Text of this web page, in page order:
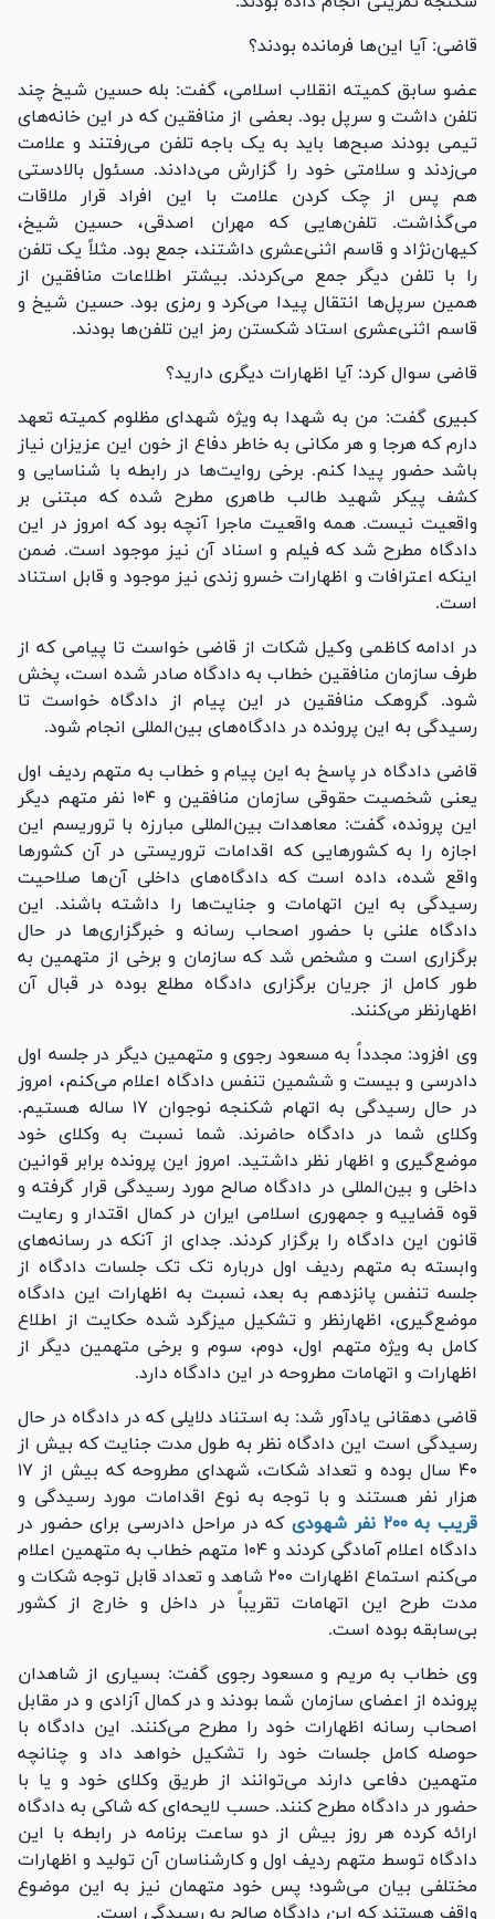
قاضی: آیا این‌ها فرمانده بودند؟
عضو سابق کمیته انقلاب اسلامی، گفت: بله حسین شیخ چند
تلفن داشت و سرپل بود. بعضی از منافقین که در این خانه‌های
تیمی بودند صبح‌ها باید به یک باجه تلفن می‌رفتند و علامت
می‌زدند و سلامتی خود را گزارش می‌دادند. مسئول بالادستی
هم پس از چک کردن علامت با این افراد قرار ملاقات
می‌گذاشت. تلفن‌هایی که مهران اصدقی، حسین شیخ،
کیهان‌نژاد و قاسم اثنی‌عشری داشتند، جمع بود. مثلاً یک تلفن
را با تلفن دیگر جمع می‌کردند. بیشتر اطلاعات منافقین از
همین سرپل‌ها انتقال پیدا می‌کرد و رمزی بود. حسین شیخ و
قاسم اثنی‌عشری استاد شکستن رمز این تلفن‌ها بودند.
قاضی سوال کرد: آیا اظهارات دیگری دارید؟
کبیری گفت: من به شهدا به ویژه شهدای مظلوم کمیته تعهد
دارم که هرجا و هر مکانی به خاطر دفاع از خون این عزیزان نیاز
باشد حضور پیدا کنم. برخی روایت‌ها در رابطه با شناسایی و
کشف پیکر شهید طالب طاهری مطرح شده که مبتنی بر
واقعیت نیست. همه واقعیت ماجرا آنچه بود که امروز در این
دادگاه مطرح شد که فیلم و اسناد آن نیز موجود است. ضمن
اینکه اعترافات و اظهارات خسرو زندی نیز موجود و قابل استناد
است.
در ادامه کاظمی وکیل شکات از قاضی خواست تا پیامی که از
طرف سازمان منافقین خطاب به دادگاه صادر شده است، پخش
شود. گروهک منافقین در این پیام از دادگاه خواست تا
رسیدگی به این پرونده در دادگاه‌های بین‌المللی انجام شود.
قاضی دادگاه در پاسخ به این پیام و خطاب به متهم ردیف اول
یعنی شخصیت حقوقی سازمان منافقین و ۱۰۴ نفر متهم دیگر
این پرونده، گفت: معاهدات بین‌المللی مبارزه با تروریسم این
اجازه را به کشور‌هایی که اقدامات تروریستی در آن کشور‌ها
واقع شده، داده است که دادگاه‌های داخلی آن‌ها صلاحیت
رسیدگی به این اتهامات و جنایت‌ها را داشته باشند. این
دادگاه علنی با حضور اصحاب رسانه و خبرگزاری‌ها در حال
برگزاری است و مشخص شد که سازمان و برخی از متهمین به
طور کامل از جریان برگزاری دادگاه مطلع بوده در قبال آن
اظهارنظر می‌کنند.
وی افزود: مجدداً به مسعود رجوی و متهمین دیگر در جلسه اول
دادرسی و بیست و ششمین تنفس دادگاه اعلام می‌کنم، امروز
در حال رسیدگی به اتهام شکنجه نوجوان ۱۷ ساله هستیم.
وکلای شما در دادگاه حاضرند. شما نسبت به وکلای خود
موضع‌گیری و اظهار نظر داشتید. امروز این پرونده برابر قوانین
داخلی و بین‌المللی در دادگاه صالح مورد رسیدگی قرار گرفته و
قوه قضاییه و جمهوری اسلامی ایران در کمال اقتدار و رعایت
قانون این دادگاه را برگزار کردند. جدای از آنکه در رسانه‌های
وابسته به متهم ردیف اول درباره تک تک جلسات دادگاه از
جلسه تنفس پانزدهم به بعد، نسبت به اظهارات این دادگاه
موضع‌گیری، اظهارنظر و تشکیل میزگرد شده حکایت از اطلاع
کامل به ویژه متهم اول، دوم، سوم و برخی متهمین دیگر از
اظهارات و اتهامات مطروحه در این دادگاه دارد.
قاضی دهقانی یادآور شد: به استناد دلایلی که در دادگاه در حال
رسیدگی است این دادگاه نظر به طول مدت جنایت که بیش از
۴۰ سال بوده و تعداد شکات، شهدای مطروحه که بیش از ۱۷
هزار نفر هستند و با توجه به نوع اقدامات مورد رسیدگی و
قریب به ۲۰۰ نفر شهودی
که در مراحل دادرسی برای حضور در
دادگاه اعلام آمادگی کردند و ۱۰۴ متهم خطاب به متهمین اعلام
می‌کنم استماع اظهارات ۲۰۰ شاهد و تعداد قابل توجه شکات و
مدت طرح این اتهامات تقریباً در داخل و خارج از کشور
بی‌سابقه بوده است.
وی خطاب به مریم و مسعود رجوی گفت: بسیاری از شاهدان
پرونده از اعضای سازمان شما بودند و در کمال آزادی و در مقابل
اصحاب رسانه اظهارات خود را مطرح می‌کنند. این دادگاه با
حوصله کامل جلسات خود را تشکیل خواهد داد و چنانچه
متهمین دفاعی دارند می‌توانند از طریق وکلای خود و یا با
حضور در دادگاه مطرح کنند. حسب لایحه‌ای که شاکی به دادگاه
ارائه کرده هر روز بیش از دو ساعت برنامه در رابطه با این
دادگاه توسط متهم ردیف اول و کارشناسان آن تولید و اظهارات
مختلفی بیان می‌شود؛ پس خود متهمان نیز به این موضوع
واقف هستند که این دادگاه صالح به رسیدگی است.